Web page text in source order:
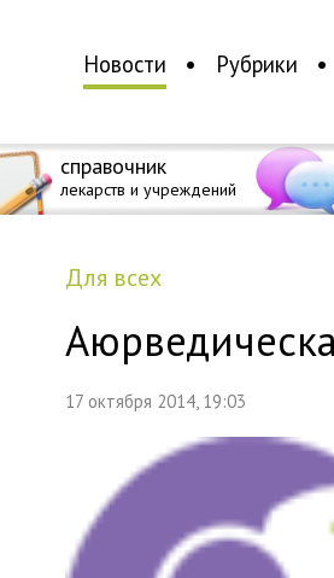
Новости Рубрики
справочник
лекарств и учреждений
для всех
17 октября 2014, 19:03